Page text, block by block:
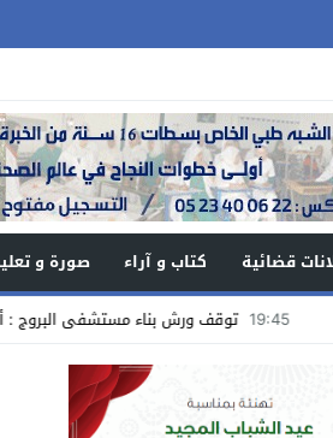
قضائية كتاب و آراء
صورة و
توقف ورش بناء مستشفى البروج : أو عندما